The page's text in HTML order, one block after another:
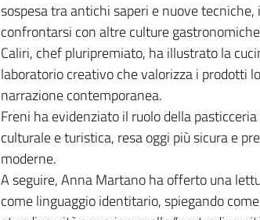
sospesa tra antichi saperi e nuove
confrontarsi con altre culture
Caliri, chef pluripremiato, ha illustrato la
laboratorio creativo che valorizza i prodotti
narrazione contemporanea.
Freni ha evidenziato il ruolo della
culturale e turistica, resa oggi più sicura e
moderne.
A seguire, Anna Martano ha offerto una
come linguaggio identitario, spiegando